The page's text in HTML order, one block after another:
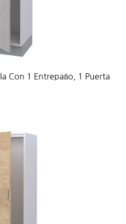
Con 1 Entrepaño, 1 Puerta